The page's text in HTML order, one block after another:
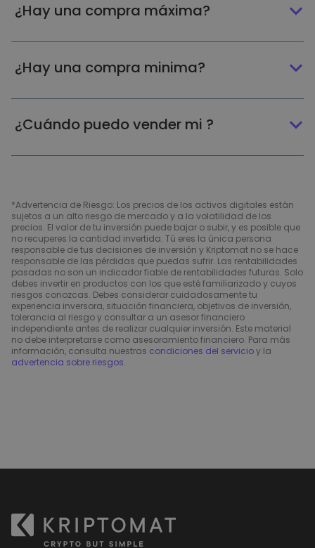
¿Hay una compra máxima?
¿Hay una compra minima?
¿Cuándo puedo vender mi ?
*Advertencia de Riesgo: Los precios de los activos digitales están
sujetos a un alto riesgo de mercado y a la volatilidad de los
precios. El valor de tu inversión puede bajar o subir, y es posible que
no recuperes la cantidad invertida. Tú eres la única persona
responsable de tus decisiones de inversión y Kriptomat no se hace
responsable de las pérdidas que puedas sufrir. Las rentabilidades
pasadas no son un indicador fiable de rentabilidades futuras. Solo
debes invertir en productos con los que esté familiarizado y cuyos
riesgos conozcas. Debes considerar cuidadosamente tu
experiencia inversora, situación financiera, objetivos de inversión,
tolerancia al riesgo y consultar a un asesor financiero
independiente antes de realizar cualquier inversión. Este material
no debe interpretarse como asesoramiento financiero. Para más
información, consulta nuestras condiciones del servicioy la
advertencia sobre riesgos.